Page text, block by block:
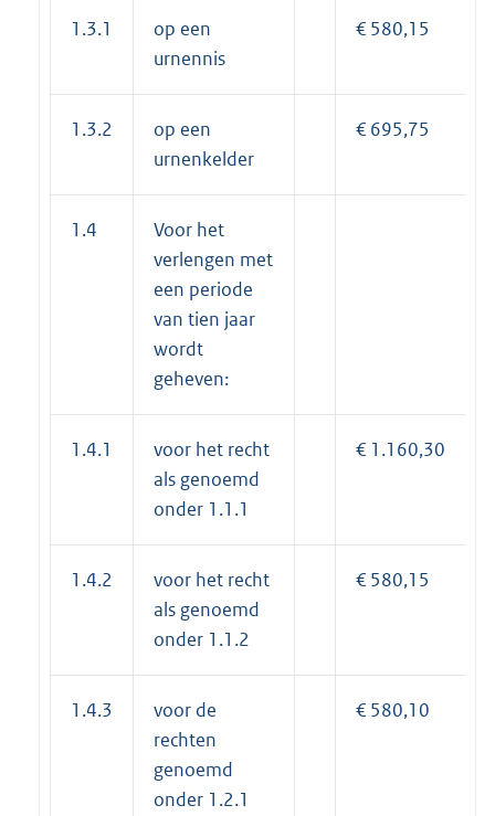
1.3.1
op een
urnennis
€ 580,15
1.3.2
op een
urnenkelder
€ 695,75
1.4
Voor het
verlengen met
een periode
van tien jaar
wordt
geheven:
1.4.1
voor het recht
als genoemd
onder 1.1.1
€ 1.160,30
1.4.2
voor het recht
als genoemd
onder 1.1.2
€ 580,15
1.4.3
voor de
rechten
genoemd
onder 1.2.1
€ 580,10